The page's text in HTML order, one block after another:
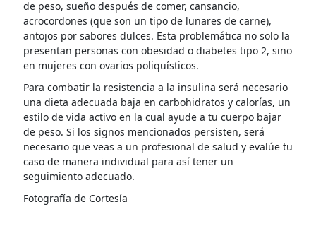
de peso, sueño después de comer, cansancio,
acrocordones (que son un tipo de lunares de carne),
antojos por sabores dulces. Esta problemática no solo la
presentan personas con obesidad o diabetes tipo 2, sino
en mujeres con ovarios poliquísticos.
Para combatir la resistencia a la insulina será necesario
una dieta adecuada baja en carbohidratos y calorías, un
estilo de vida activo en la cual ayude a tu cuerpo bajar
de peso. Si los signos mencionados persisten, será
necesario que veas a un profesional de salud y evalúe tu
caso de manera individual para así tener un
seguimiento adecuado.
Fotografía de Cortesía